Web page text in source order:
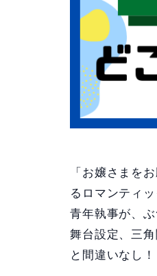
「お嬢さまを
るロマンティ
青年執事が、
舞台設定、三
と間違いなし！